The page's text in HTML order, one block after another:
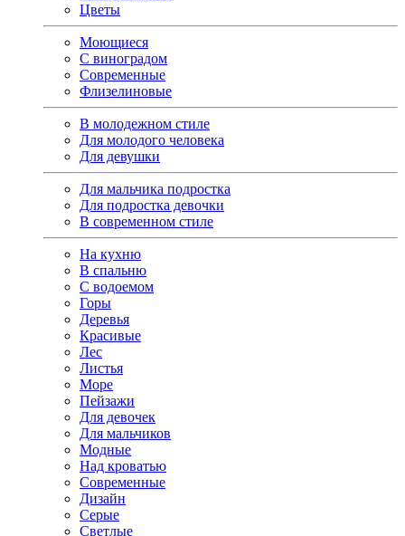
Цветы
Моющиеся
С виноградом
Современные
Флизелиновые
В молодежном стиле
Для молодого человека
Для девушки
Для мальчика подростка
Для подростка девочки
В современном стиле
На кухню
В спальню
С водоемом
Горы
Деревья
Красивые
Лес
Листья
Море
Пейзажи
Для девочек
Для мальчиков
Модные
Над кроватью
Современные
Дизайн
Серые
Светлые